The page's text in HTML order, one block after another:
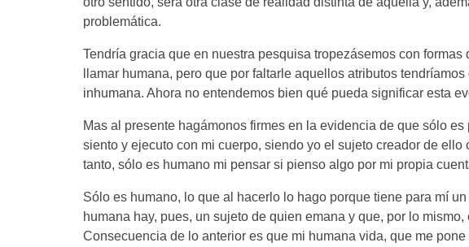
problemática.
Tendría gracia que en nuestra pesquisa tropezásemos con
llamar humana, pero que por faltarle aquellos atributos
inhumana. Ahora no entendemos bien qué pueda significar esta
Mas al presente hagámonos firmes en la evidencia de que sólo
siento y ejecuto con mi cuerpo, siendo yo el sujeto creador de
tanto, sólo es humano mi pensar si pienso algo por mi propia
Sólo es humano, lo que al hacerlo lo hago porque tiene para mí
humana hay, pues, un sujeto de quien emana y que, por lo
Consecuencia de lo anterior es que mi humana vida, que me